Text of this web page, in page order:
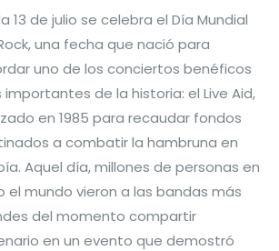
13 de julio se celebra el Día Mundial
una fecha que nació para
uno de los conciertos benéficos
importantes de la historia: el Live Aid,
en 1985 para recaudar fondos
a combatir la hambruna en
Aquel día, millones de personas en
el mundo vieron a las bandas más
del momento compartir
en un evento que demostró